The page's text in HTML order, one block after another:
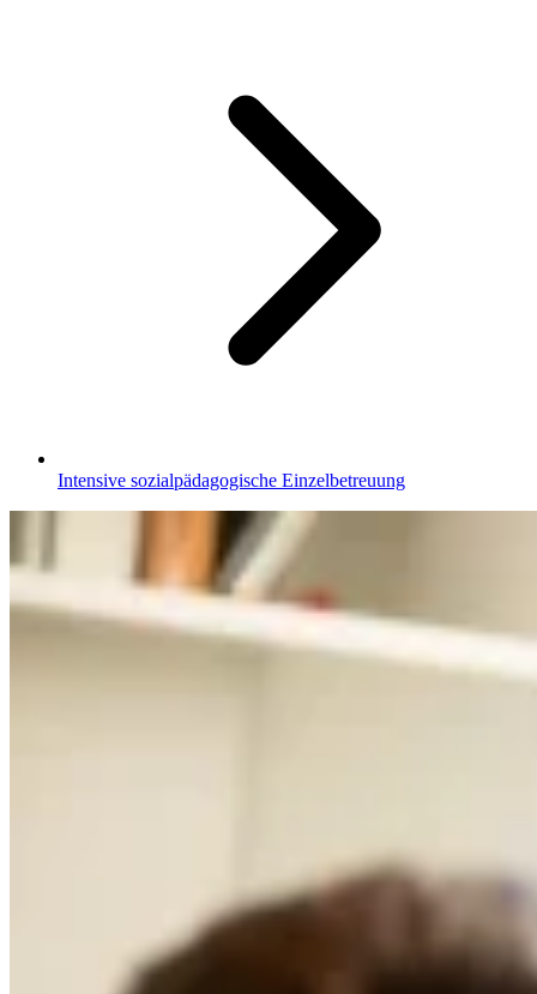
Intensive sozialpädagogische Einzelbetreuung